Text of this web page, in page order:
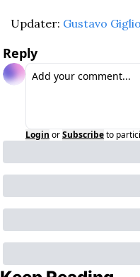
Updater: Gustavo Giglio
Reply
Login orSubscribeto